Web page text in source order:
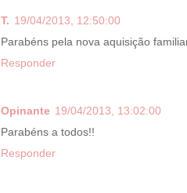
T. 19/04/2013, 12:50:00
Parabéns pela nova aquisição
Responder
Opinante 19/04/2013, 13:02:00
Parabéns a todos!!
Responder